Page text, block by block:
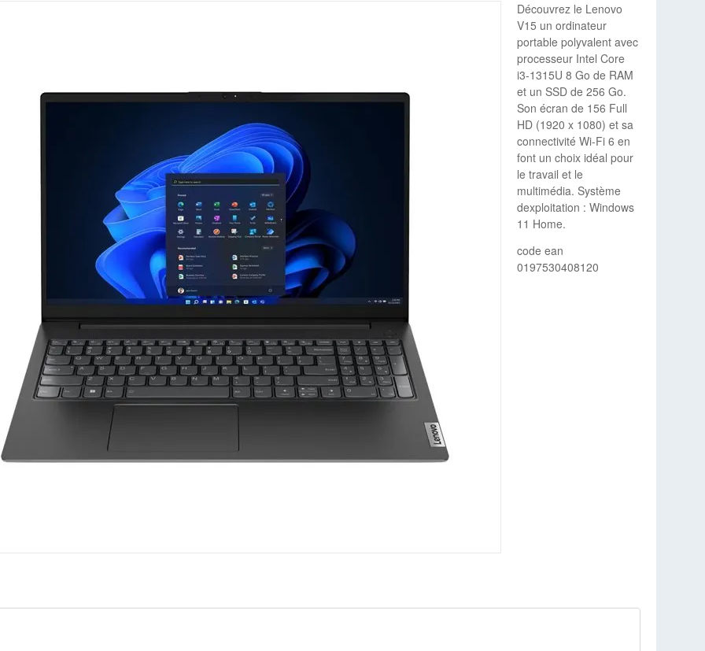
Disque SSD
Découvrez le Lenovo
V15 un ordinateur
portable polyvalent avec
processeur Intel Core
i3-1315U 8 Go de RAM
et un SSD de 256 Go.
Son écran de 156 Full
HD (1920 x 1080) et sa
connectivité Wi-Fi 6 en
font un choix idéal pour
le travail et le
multimédia. Système
dexploitation : Windows
11 Home.
code ean
0197530408120